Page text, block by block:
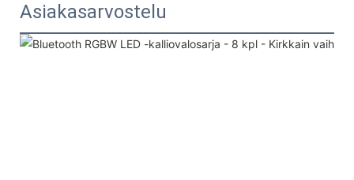
Asiakasarvostelu